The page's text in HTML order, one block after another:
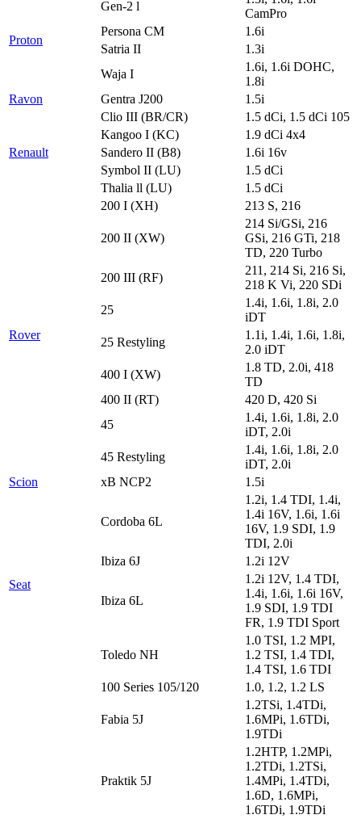
Proton
Gen-2 l
CamPro
Persona CM
1.6i
Satria II
1.3i
Waja I
1.6i, 1.6i DOHC,
1.8i
Ravon
Gentra J200 1.5i
Renault
Clio III (BR/CR)
1.5 dCi, 1.5 dCi 105
Kangoo I (KC)
1.9 dCi 4x4
Sandero II (B8)
1.6i 16v
Symbol II (LU)
1.5 dCi
Thalia ll (LU)
1.5 dCi
Rover
200 I (XH) 213 S, 216
200 II (XW)
214 Si/GSi, 216
GSi, 216 GTi, 218
TD, 220 Turbo
200 III (RF)
211, 214 Si, 216 Si,
218 K Vi, 220 SDi
25
1.4i, 1.6i, 1.8i, 2.0
iDT
25 Restyling
1.1i, 1.4i, 1.6i, 1.8i,
2.0 iDT
400 I (XW)
1.8 TD, 2.0i, 418
TD
400 II (RT)
420 D, 420 Si
45
1.4i, 1.6i, 1.8i, 2.0
iDT, 2.0i
45 Restyling
1.4i, 1.6i, 1.8i, 2.0
iDT, 2.0i
Scion
xB NCP2 1.5i
Seat
Cordoba 6L
1.2i, 1.4 TDI, 1.4i,
1.4i 16V, 1.6i, 1.6i
16V, 1.9 SDI, 1.9
TDI, 2.0i
Ibiza 6J
1.2i 12V
Ibiza 6L
1.2i 12V, 1.4 TDI,
1.4i, 1.6i, 1.6i 16V,
1.9 SDI, 1.9 TDI
FR, 1.9 TDI Sport
Toledo NH
1.0 TSI, 1.2 MPI,
1.2 TSI, 1.4 TDI,
1.4 TSI, 1.6 TDI
100 Series 105/120 1.0, 1.2, 1.2 LS
Fabia 5J
1.2TSi, 1.4TDi,
1.6MPi, 1.6TDi,
1.9TDi
Praktik 5J
1.2HTP, 1.2MPi,
1.2TDi, 1.2TSi,
1.4MPi, 1.4TDi,
1.6D, 1.6MPi,
1.6TDi, 1.9TDi